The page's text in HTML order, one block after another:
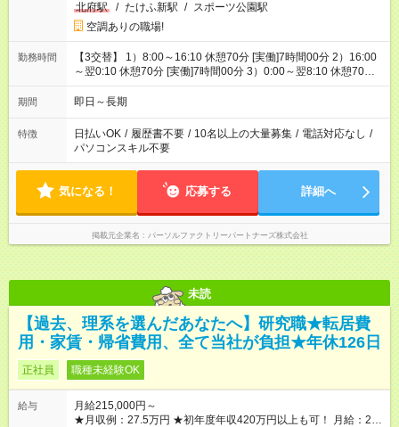
北府駅
/ たけふ新駅 / スポーツ公園駅
空調ありの職場!
勤務時間
【3交替】 1）8:00～16:10 休憩70分 [実働]7時間00分 2）16:00
～翌0:10 休憩70分 [実働]7時間00分 3）0:00～翌8:10 休憩70
分 [実働]7時間00分
期間 即日～長期
特徴 日払いOK / 履歴書不要 / 10名以上の大量募集 / 電話対応なし /
パソコンスキル不要
気になる！ 応募する 詳細へ
掲載元企業名 パーソルファクトリーパートナーズ株式会社
未読
【過去、理系を選んだあなたへ】研究職★転居費
用・家賃・帰省費用、全て当社が負担★年休126日
正社員 職種未経験OK
給与
月給215,000円～
★月収例：27.5万円 ★初年度年収420万円以上も可！ 月給：21